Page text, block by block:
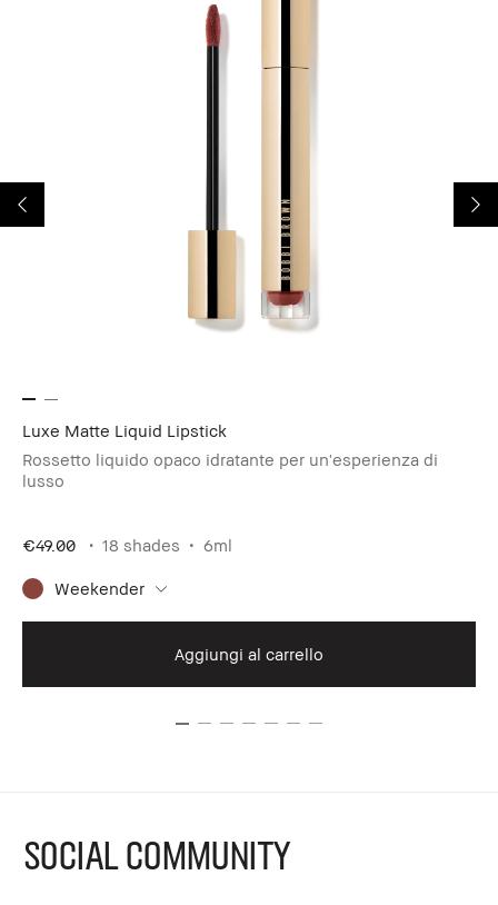
Luxe Matte Liquid Lipstick
Rossetto liquido opaco idratante per un'esperienza di
lusso
€49.00 18 shades 6ml
Weekender
Aggiungi al carrello
SOCIAL COMMUNITY